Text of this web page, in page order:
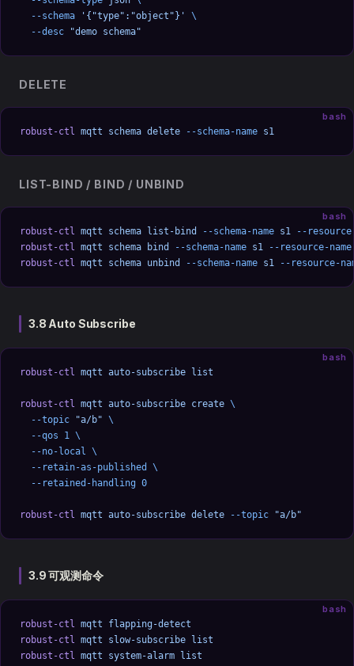
  --schema
'{"type":"object"}'
\
  --desc
"demo schema"
DELETE
bash
robust-ctl mqtt schema delete --schema-name s1
LIST-BIND / BIND / UNBIND
bash
robust-ctl mqtt schema list-bind --schema-name s1 --resource-
robust-ctl mqtt schema bind --schema-name s1 --resource-name
robust-ctl mqtt schema unbind --schema-name s1 --resource-
3.8 Auto Subscribe
bash
robust-ctl mqtt auto-subscribe list
robust-ctl mqtt auto-subscribe create \
  --topic
"a/b" \
  --qos
1 \
  --no-local
\
  --retain-as-published
\
  --retained-handling
0
robust-ctl mqtt auto-subscribe delete --topic "a/b"
3.9 可观测命令
bash
robust-ctl mqtt flapping-detect
robust-ctl mqtt slow-subscribe list
robust-ctl mqtt system-alarm list